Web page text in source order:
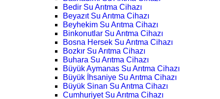
Bedir Su Arıtma Cihazı
Beyazıt Su Arıtma Cihazı
Beyhekim Su Arıtma Cihazı
Binkonutlar Su Arıtma Cihazı
Bosna Hersek Su Arıtma Cihazı
Bozkır Su Arıtma Cihazı
Buhara Su Arıtma Cihazı
Büyük Aymanas Su Arıtma Cihazı
Büyük İhsaniye Su Arıtma Cihazı
Büyük Sinan Su Arıtma Cihazı
Cumhuriyet Su Arıtma Cihazı